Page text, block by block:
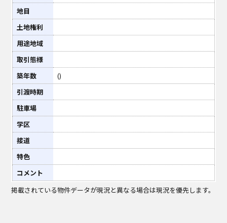
地目
土地権利
用途地域
取引態様
築年数
()
引渡時期
駐車場
学区
接道
特色
コメント
掲載されている物件データが現況と異なる場合は現況を優先します。